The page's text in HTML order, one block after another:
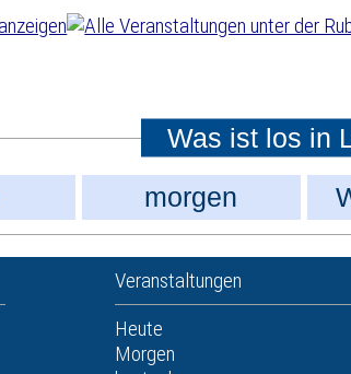
Was ist los in
morgen
Veranstaltungen
Heute
Morgen